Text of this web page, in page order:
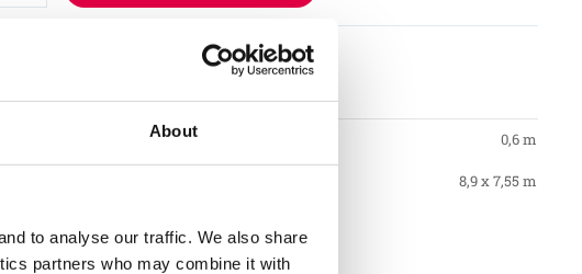
About
to analyse our traffic. We also share
partners who may combine it with
0,6 m
8,9 x 7,55 m
Fundament